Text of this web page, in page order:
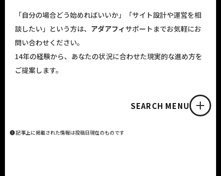
「自分の場合どう始めればいいか」「サイト設計や運営を相
談したい」という方は、 アダアフィサポートまでお気軽にお
問い合わせください。
14年の経験から、あなたの状況に合わせた現実的な進め方を
ご提案します。
SEARCH MENU
記事上に掲載された情報は投稿日現在のものです